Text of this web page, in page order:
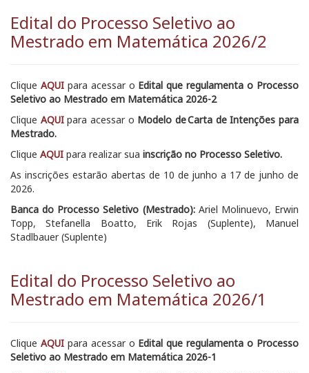
Edital do Processo Seletivo ao
Mestrado em Matemática 2026/2
Clique AQUIpara acessar o Edital que regulamenta o Processo
Seletivo ao Mestrado em Matemática 2026-2
Clique AQUIpara acessar o Modelo de Carta de Intenções para
Mestrado.
Clique AQUI para realizar sua inscrição no Processo Seletivo.
As inscrições estarão abertas de 10 de junho a 17 de junho de
2026.
Banca do Processo Seletivo (Mestrado):Ariel Molinuevo, Erwin
Topp, Stefanella Boatto, Erik Rojas (Suplente), Manuel
Stadlbauer (Suplente)
Edital do Processo Seletivo ao
Mestrado em Matemática 2026/1
Clique AQUIpara acessar o Edital que regulamenta o Processo
Seletivo ao Mestrado em Matemática 2026-1